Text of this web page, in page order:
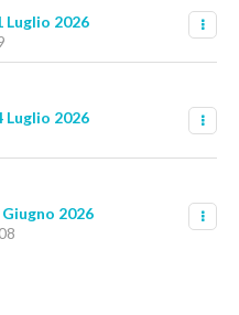
Luglio 2026
Luglio 2026
2026